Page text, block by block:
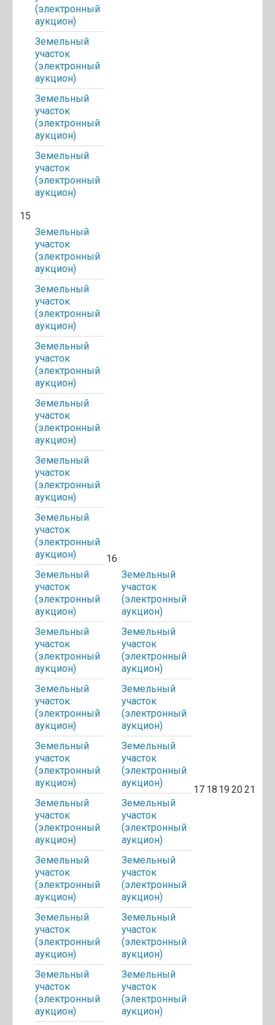
(электронный
аукцион)
Земельный
участок
(электронный
аукцион)
Земельный
участок
(электронный
аукцион)
Земельный
участок
(электронный
аукцион)
15
Земельный
участок
(электронный
аукцион)
Земельный
участок
(электронный
аукцион)
Земельный
участок
(электронный
аукцион)
Земельный
участок
(электронный
аукцион)
Земельный
участок
(электронный
аукцион)
Земельный
участок
(электронный
аукцион)
Земельный
участок
(электронный
аукцион)
Земельный
участок
(электронный
аукцион)
Земельный
участок
(электронный
аукцион)
Земельный
участок
(электронный
аукцион)
Земельный
участок
(электронный
аукцион)
Земельный
участок
(электронный
аукцион)
Земельный
участок
(электронный
аукцион)
Земельный
участок
(электронный
аукцион)
16
Земельный
участок
(электронный
аукцион)
Земельный
участок
(электронный
аукцион)
Земельный
участок
(электронный
аукцион)
Земельный
участок
(электронный
аукцион)
Земельный
участок
(электронный
аукцион)
Земельный
участок
(электронный
аукцион)
Земельный
участок
(электронный
аукцион)
Земельный
участок
(электронный
аукцион)
17 18 19 2021